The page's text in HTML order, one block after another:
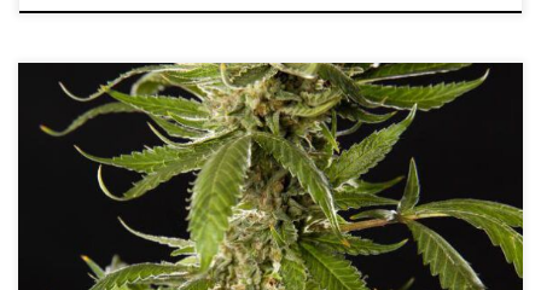
Co to jest Khardala i gdzie jest produkowana? Khardala –
marokańska legenda konopi o nieznanym rodowodzie i niezwykłej
odporności Słowo „Khardala” pochodzi z dialektu berberyjskiego
używanego w regionie gór Rif, położonym na północy Maroka. W
lokalnej mowie oznacza ono zazwyczaj „mieszankę” lub
„kompozycję”. To trafne określenie, biorąc pod uwagę, że […]